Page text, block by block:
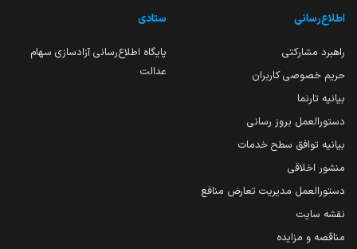
اطلاع‌رسانی
راهبرد مشارکتی
حریم خصوصی کاربران
بیانیه تارنما
دستورالعمل بروز رسانی
بیانیه توافق سطح خدمات
منشور اخلاقی
دستورالعمل مدیریت تعارض منافع
نقشه سایت
مناقصه و مزایده
ستادی
پایگاه اطلاع‌رسانی آزادسازی سهام
عدالت